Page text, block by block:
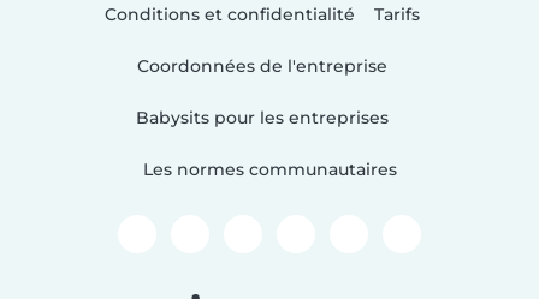
Conditions et confidentialité Tarifs
Coordonnées de l'entreprise
Babysits pour les entreprises
Les normes communautaires